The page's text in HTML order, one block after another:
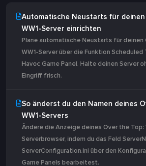
Automatische Neustarts für deinen
WW1-Server einrichten
Plane automatische Neustarts für deinen
WW1-Server über die Funktion Scheduled
Havoc Game Panel. Halte deinen Server
Eingriff frisch.
So änderst du den Namen deines
WW1-Servers
Ändere die Anzeige deines Over the Top:
Serverbrowser, indem du das Feld
ServerConfiguration.ini über den
Game Panels bearbeitest.